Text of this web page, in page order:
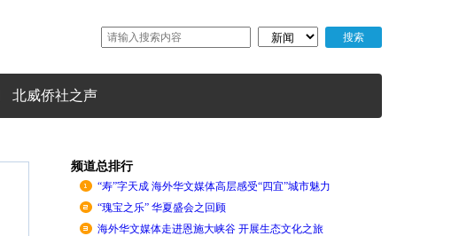
北威侨社之声
频道总排行
“寿”字天成 海外华文媒体高层感受“四宜”城市魅力
“瑰宝之乐” 华夏盛会之回顾
海外华文媒体走进恩施大峡谷 开展生态文化之旅